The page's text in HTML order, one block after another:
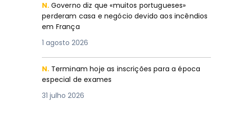
N. Governo diz que «muitos portugueses»
perderam casa e negócio devido aos incêndios
em França
1 agosto 2026
N. Terminam hoje as inscrições para a época
especial de exames
31 julho 2026